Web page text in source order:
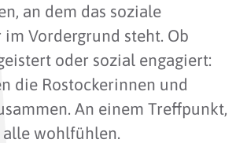
an dem das soziale
Vordergrund steht. Ob
oder sozial engagiert:
die Rostockerinnen und
An einem Treffpunkt,
alle wohlfühlen.